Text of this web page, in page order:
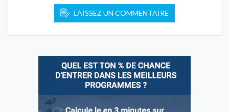
LAISSEZ UN COMMENTAIRE